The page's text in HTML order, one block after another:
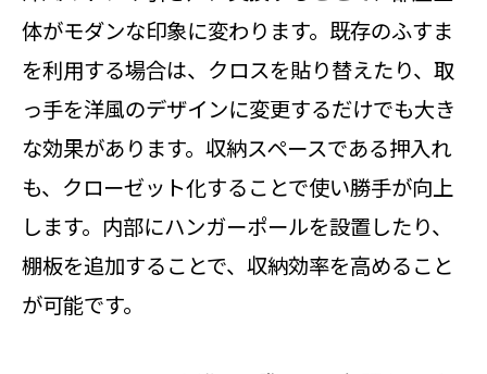
体がモダンな印象に変わります。既存のふすま
を利用する場合は、クロスを貼り替えたり、取
っ手を洋風のデザインに変更するだけでも大き
な効果があります。収納スペースである押入れ
も、クローゼット化することで使い勝手が向上
します。内部にハンガーポールを設置したり、
棚板を追加することで、収納効率を高めること
が可能です。